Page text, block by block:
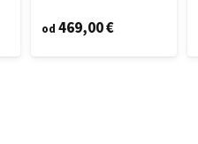
od 469,00 €